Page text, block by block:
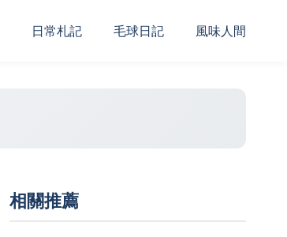
日常札記 毛球日記 風味人間
相關推薦